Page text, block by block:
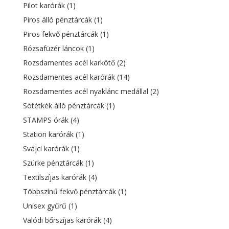
Pilot karórák (1)
Piros álló pénztárcák (1)
Piros fekvő pénztárcák (1)
Rózsafüzér láncok (1)
Rozsdamentes acél karkötő (2)
Rozsdamentes acél karórák (14)
Rozsdamentes acél nyaklánc medállal (2)
Sötétkék álló pénztárcák (1)
STAMPS órák (4)
Station karórák (1)
Svájci karórák (1)
Szürke pénztárcák (1)
Textilszíjas karórák (4)
Többszínű fekvő pénztárcák (1)
Unisex gyűrű (1)
Valódi bőrszíjas karórák (4)